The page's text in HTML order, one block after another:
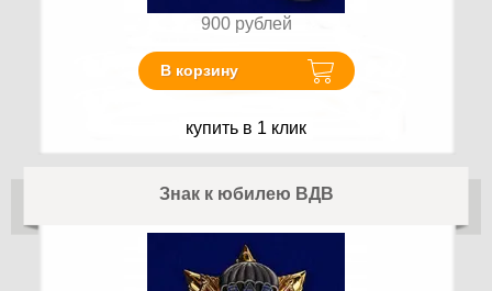
900 рублей
В корзину
купить в 1 клик
Знак к юбилею ВДВ